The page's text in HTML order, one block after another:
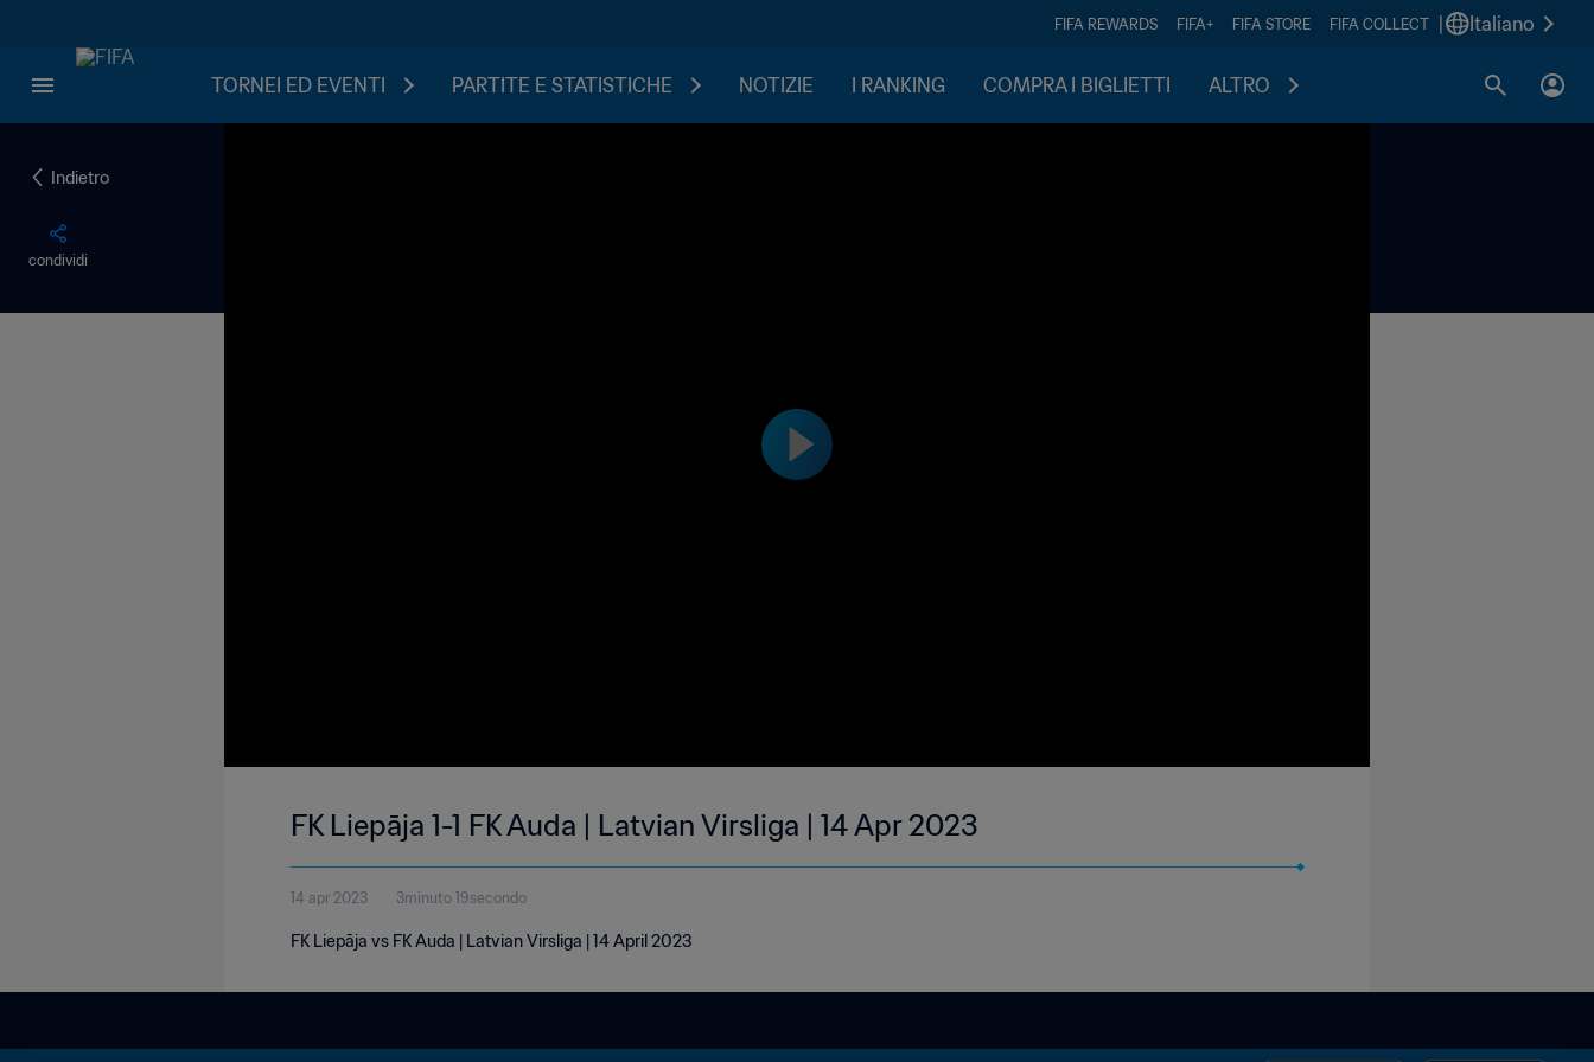
FIFA REWARDS FIFA+ FIFA STORE FIFA COLLECT Italiano
TORNEI ED EVENTI PARTITE E STATISTICHE NOTIZIE I RANKING COMPRA I BIGLIETTI ALTRO
Indietro
condividi
FK Liepāja 1-1 FK Auda | Latvian Virsliga | 14 Apr 2023
14 apr 2023 3minuto 19secondo
FK Liepāja vs FK Auda | Latvian Virsliga | 14 April 2023